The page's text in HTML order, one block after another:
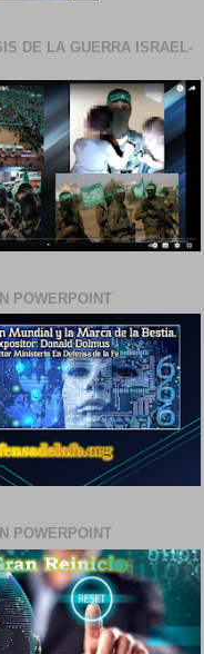
DE LA GUERRA ISRAEL-
POWERPOINT
POWERPOINT